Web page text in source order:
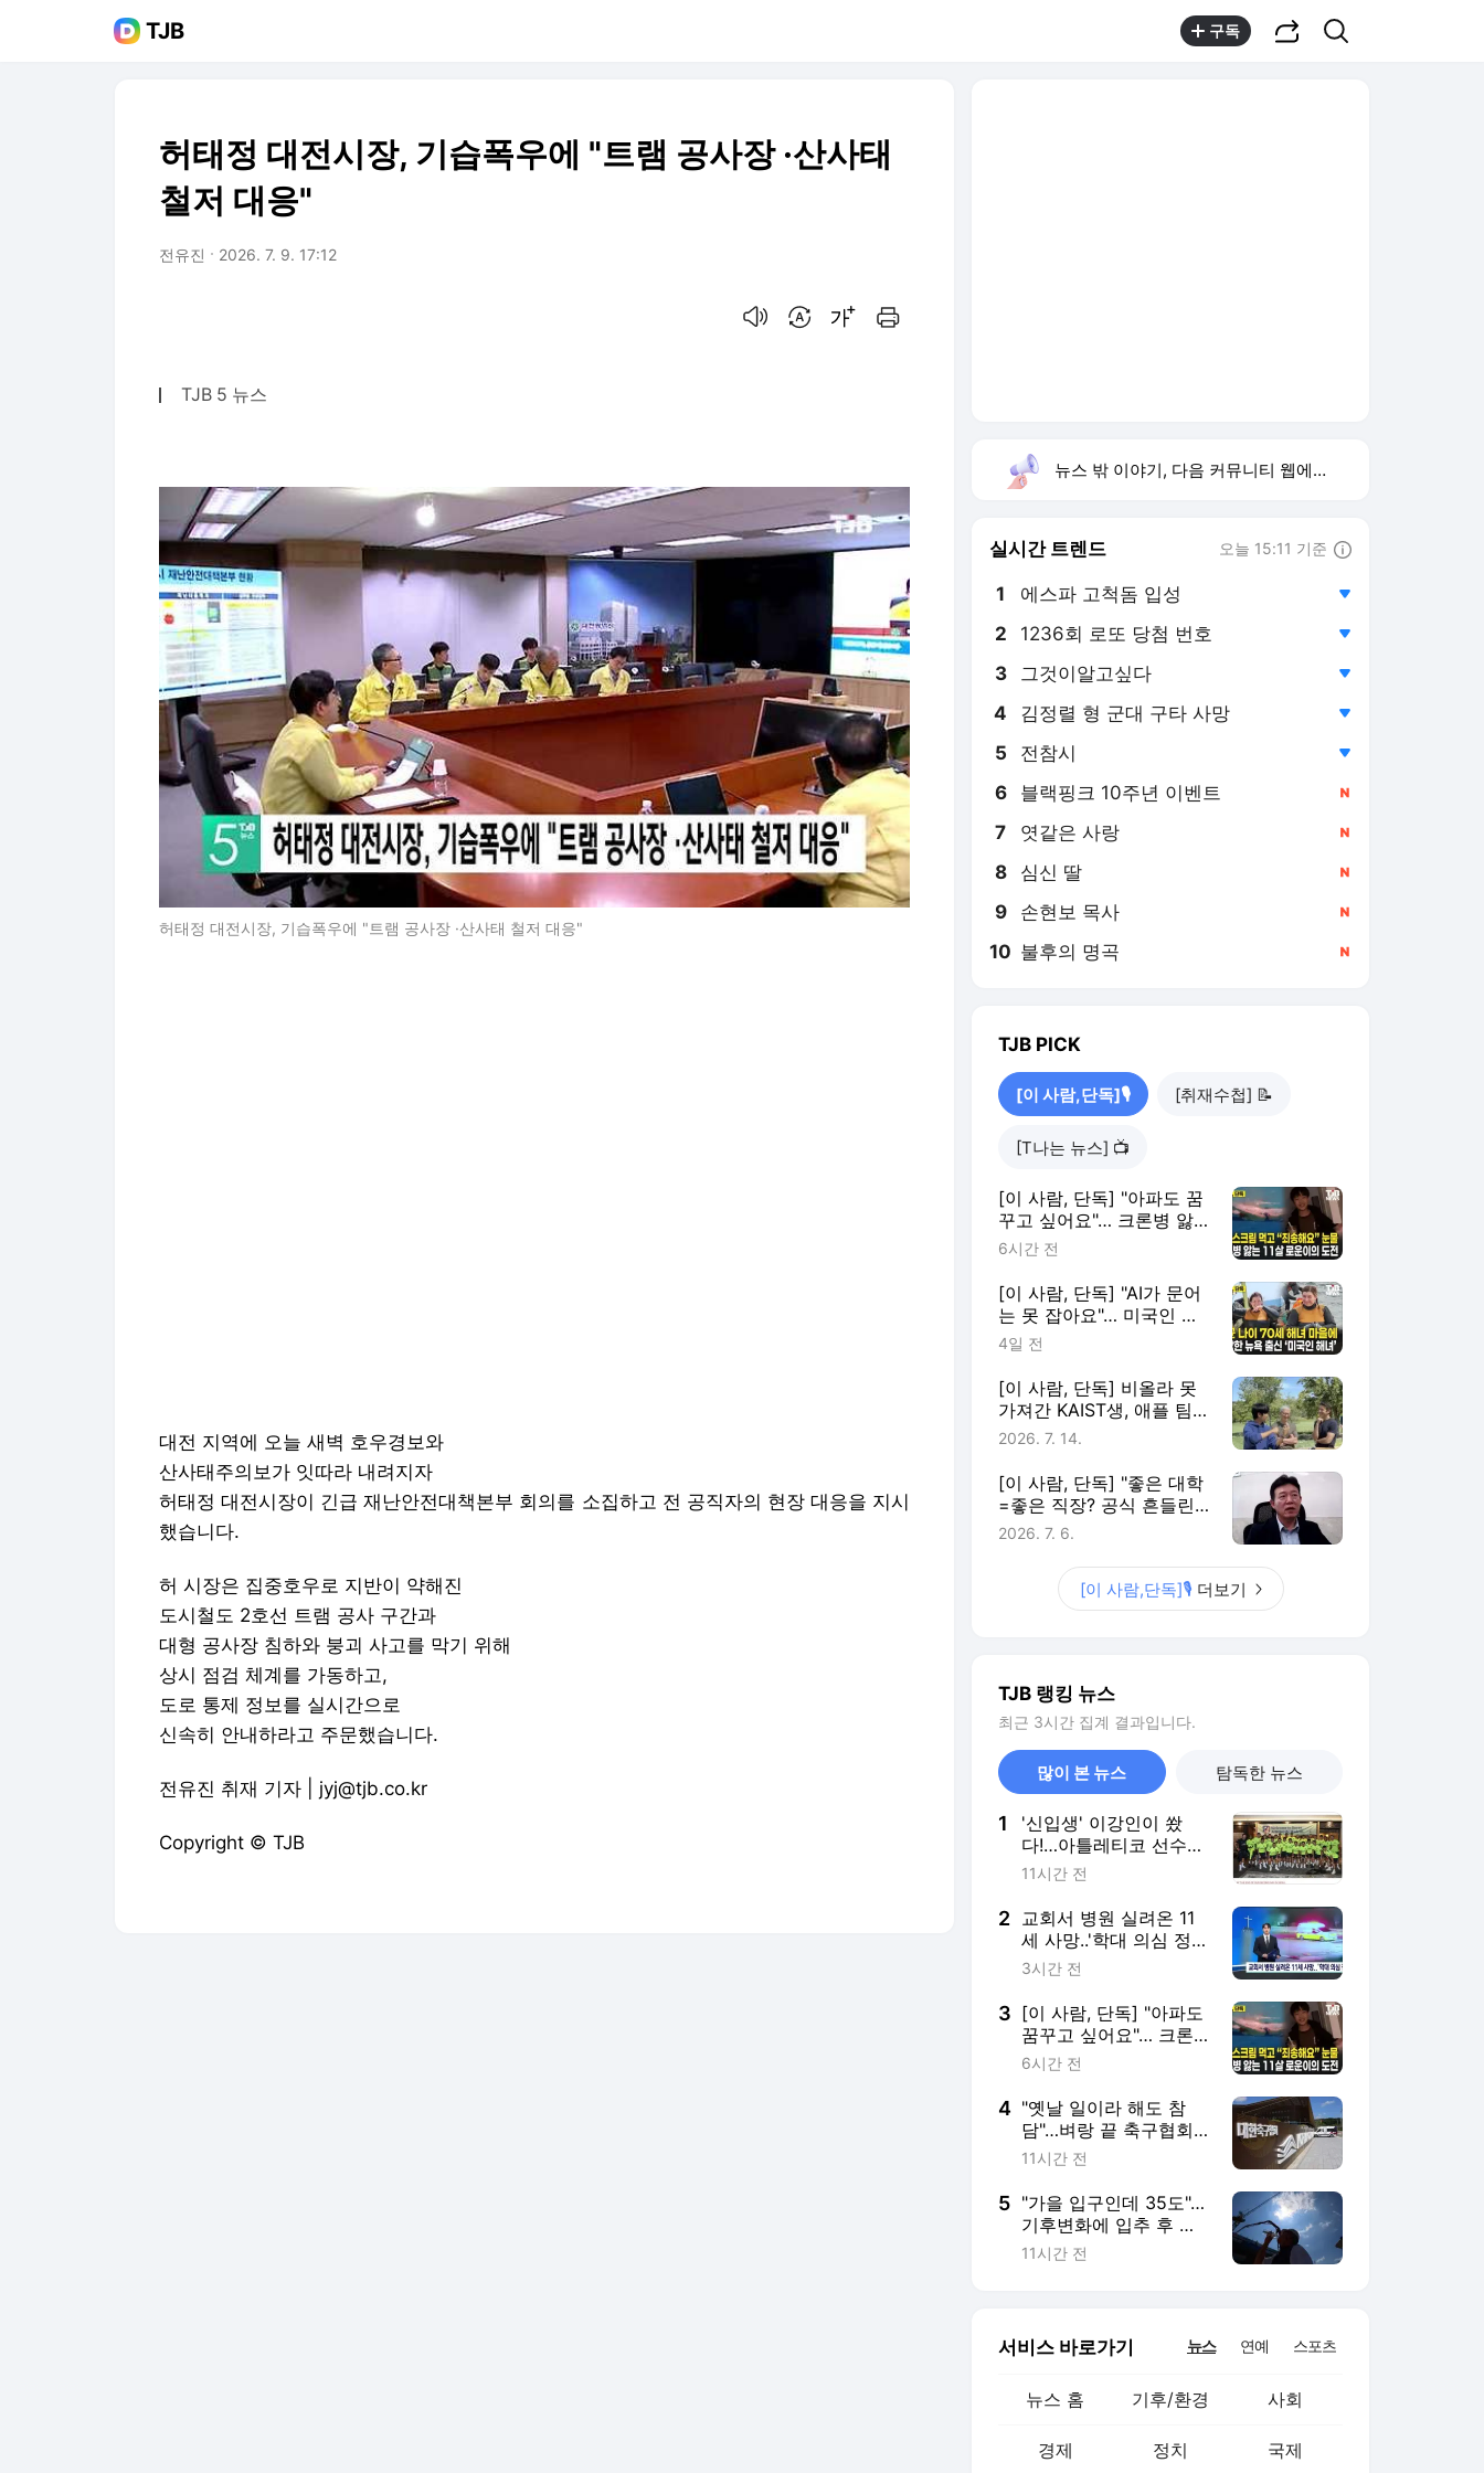
TJB 구독
허태정 대전시장, 기습폭우에 "트램 공사장 ·산사태
철저 대응"
전유진 2026. 7. 9. 17:12
TJB 5 뉴스
허태정 대전시장, 기습폭우에 "트램 공사장 ·산사태 철저 대응"
대전 지역에 오늘 새벽 호우경보와
산사태주의보가 잇따라 내려지자
허태정 대전시장이 긴급 재난안전대책본부 회의를 소집하고 전 공직자의 현장 대응을 지시
했습니다.
허 시장은 집중호우로 지반이 약해진
도시철도 2호선 트램 공사 구간과
대형 공사장 침하와 붕괴 사고를 막기 위해
상시 점검 체계를 가동하고,
도로 통제 정보를 실시간으로
신속히 안내하라고 주문했습니다.
전유진 취재 기자 | jyj@tjb.co.kr
Copyright © TJB
뉴스 밖 이야기, 다음 커뮤니티 웹에서 보기
실시간 트렌드 오늘 15:11 기준
1 에스파 고척돔 입성
3 그것이알고싶다
4 김정렬 형 군대 구타 사망
5 전참시
6 블랙핑크 10주년 이벤트
7 엿같은 사랑
8 심신 딸
9 손현보 목사
10 불후의 명곡
TJB PICK
[이 사람,단독]🎙️ [취재수첩] 📝
[T나는 뉴스] 📺
[이 사람, 단독] "아파도 꿈
꾸고 싶어요"… 크론병 앓
는 초4 로운이가 국회로 간
6시간 전
[이 사람, 단독] "AI가 문어
는 못 잡아요"… 미국인 해
녀가 말한 'NEW 해녀 시
4일 전
[이 사람, 단독] 비올라 못
가져간 KAIST생, 애플 팀
쿡 앞에 섰다
2026. 7. 14.
[이 사람, 단독] "좋은 대학
=좋은 직장? 공식 흔들린
다"…NYT도 찾은 충북반도
2026. 7. 6.
[이 사람,단독]🎙️ 더보기
TJB 랭킹 뉴스
최근 3시간 집계 결과입니다.
많이 본 뉴스 탐독한 뉴스
1
'신입생' 이강인이 쐈
다!…아틀레티코 선수단
80명 초대해 한식 만찬
11시간 전
2 교회서 병원 실려온 11
세 사망..'학대 의심 정
황'
3시간 전
3 [이 사람, 단독] "아파도
꿈꾸고 싶어요"… 크론
병 앓는 초4 로운이가
6시간 전
4 "옛날 일이라 해도 참
담"…벼랑 끝 축구협회
"강도 높은 쇄신" 공식
11시간 전
5 "가을 입구인데 35도"…
기후변화에 입추 후 온
열질환 3배 급증
11시간 전
서비스 바로가기 뉴스 연예 스포츠
뉴스 홈 기후/환경 사회
경제 정치 국제